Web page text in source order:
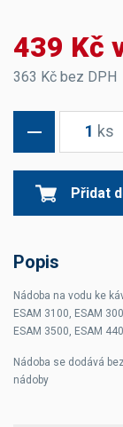
439 Kč
363 Kč bez DPH
1 ks
Přidat
Popis
Nádoba na vodu ke
ESAM 3100, ESAM
ESAM 3500, ESAM
Nádoba se dodává
nádoby